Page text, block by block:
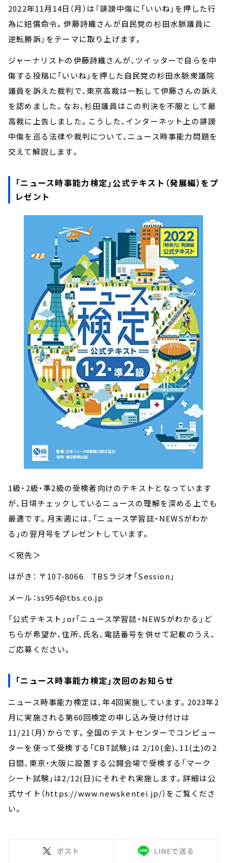
2022年11月14日（月）は『誹謗中傷に「いいね」を押した行
為に賠償命令。伊藤詩織さんが自民党の杉田水脈議員に
逆転勝訴』をテーマに取り上げます。
ジャーナリストの伊藤詩織さんが、ツイッターで自らを中
傷する投稿に「いいね」を押した自民党の杉田水脈衆議院
議員を訴えた裁判で、東京高裁は一転して伊藤さんの訴え
を認めました。なお、杉田議員はこの判決を不服として最
高裁に上告しました。こうした、インターネット上の誹謗
中傷を巡る法律や裁判について、ニュース時事能力問題を
交えて解説します。
「ニュース時事能力検定」公式テキスト（発展編）をプ
レゼント
1級・2級・準2級の受検者向けのテキストとなっています
が、日頃チェックしているニュースの理解を深める上でも
最適です。月末週には、「ニュース学習誌・NEWSがわか
る」の翌月号をプレゼントしています。
＜宛先＞
はがき： 〒107-8066 TBSラジオ「Session」
メール：ss954@tbs.co.jp
「公式テキスト」or「ニュース学習誌・NEWSがわかる」ど
ちらが希望か、住所、氏名、電話番号を併せて記載のうえ、
ご応募ください。
「ニュース時事能力検定」次回のお知らせ
ニュース時事能力検定は、年4回実施しています。2023年2
月に実施される第60回検定の申し込み受け付けは
11/21（月）からです。全国のテストセンターでコンピュー
ターを使って受検する「CBT試験」は 2/10(金)、11(土)の2
日間、東京・大阪に設置する公開会場で受検する「マーク
シート試験」は2/12(日)にそれぞれ実施します。詳細は公
式サイト（https://www.newskentei.jp/）をご覧くださ
い。
ポスト LINEで送る